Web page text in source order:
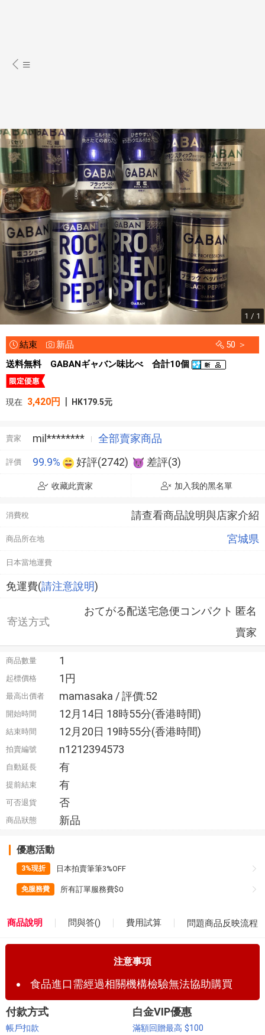
1 / 1
結束 新品
50 ＞
送料無料 GABANギャバン味比べ 合計10個
現在 3,420円 | HK179.5元
賣家 mil******** 全部賣家商品
評價 99.9% 好評(2742) 差評(3)
收藏此賣家 加入我的黑名單
消費稅 請查看商品說明與店家介紹
商品所在地 宮城県
日本當地運費
免運費(請注意說明)
寄送方式
おてがる配送宅急便コンパクト 匿名
賣家
商品數量 1
起標價格 1円
最高出價者 mamasaka / 評價:52
開始時間 12月14日 18時55分(香港時間)
結束時間 12月20日 19時55分(香港時間)
拍賣編號 n1212394573
自動延長 有
提前結束 有
可否退貨 否
商品狀態 新品
優惠活動
3%現折 日本拍賣筆筆3%OFF
免服務費 所有訂單服務費$0
商品說明 問與答() 費用試算 問題商品反映流程
注意事項
食品進口需經過相關機構檢驗無法協助購買
付款方式
帳戶扣款
白金VIP優惠
滿額回贈最高 $100